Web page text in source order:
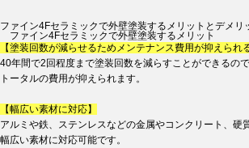
ファイン4Fセラミックで外壁塗装するメリットとデメリ
ファイン4Fセラミックで外壁塗装するメリット
【塗装回数が減らせるためメンテナンス費用が抑えられる
40年間で2回程度まで塗装回数を減らすことができるの
トータルの費用が抑えられます。
【幅広い素材に対応】
アルミや鉄、ステンレスなどの金属やコンクリート、硬
幅広い素材に対応可能です。